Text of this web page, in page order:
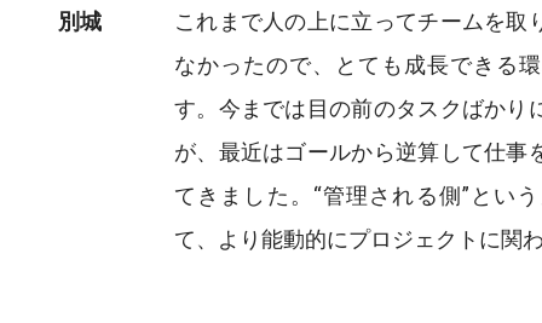
別城
これまで人の上に立ってチームを取
なかったので、とても成長できる
す。今までは目の前のタスクばかり
が、最近はゴールから逆算して仕事
てきました。“管理される側”とい
て、より能動的にプロジェクトに関